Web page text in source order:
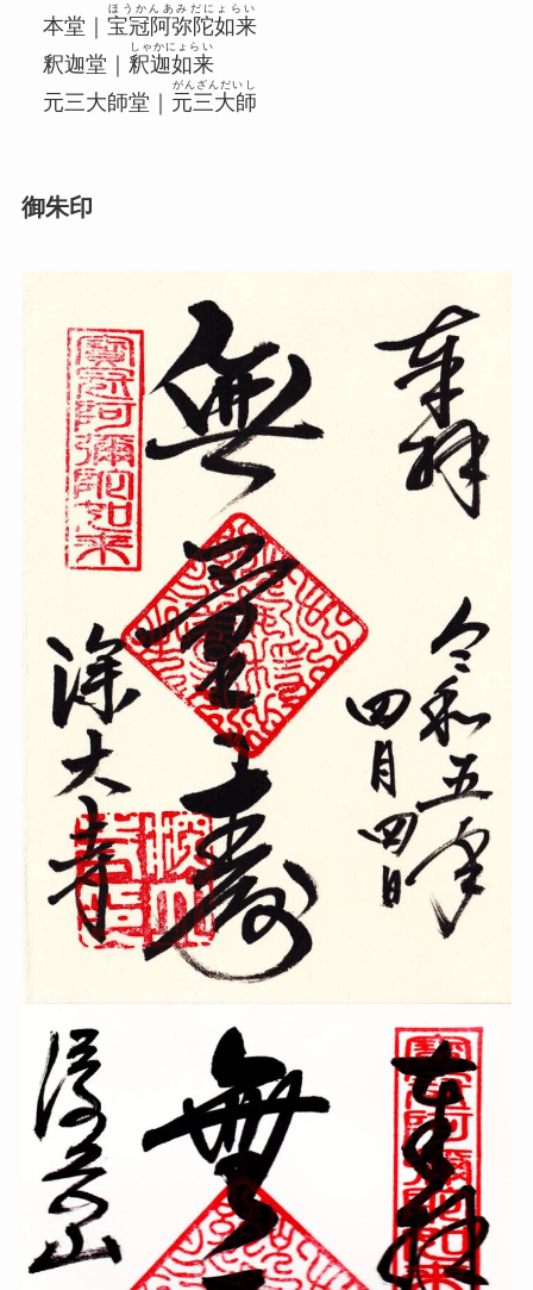
本堂｜ 宝冠阿弥陀如来
ほうかんあみだにょらい
釈迦堂｜ 釈迦如来
しゃかにょらい
元三大師堂｜ 元三大師
がんざんだいし
御朱印